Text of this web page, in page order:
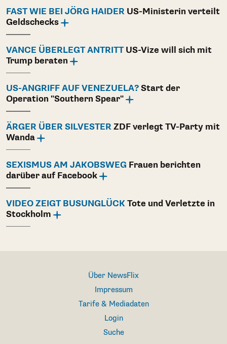
FAST WIE BEI JÖRG HAIDER US-Ministerin verteilt
Geldschecks
VANCE ÜBERLEGT ANTRITTUS-Vize will sich mit
Trump beraten
US-ANGRIFF AUF VENEZUELA? Start der
Operation "Southern Spear"
ÄRGER ÜBER SILVESTER ZDF verlegt TV-Party mit
Wanda
SEXISMUS AM JAKOBSWEG Frauen berichten
darüber auf Facebook
VIDEO ZEIGT BUSUNGLÜCK Tote und Verletzte in
Stockholm
Über NewsFlix
Impressum
Tarife & Mediadaten
Login
Suche